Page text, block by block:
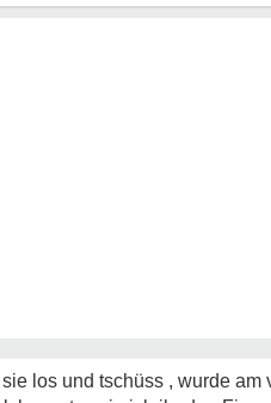
sie los und tschüss , wurde